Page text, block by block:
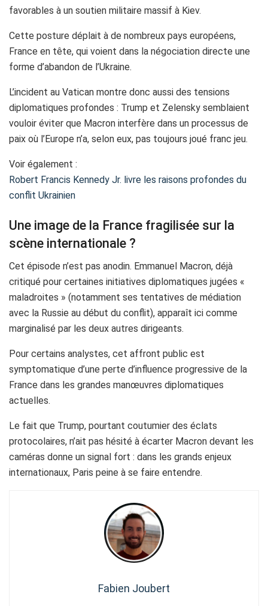
favorables à un soutien militaire massif à Kiev.
Cette posture déplait à de nombreux pays européens,
France en tête, qui voient dans la négociation directe une
forme d’abandon de l’Ukraine.
L’incident au Vatican montre donc aussi des tensions
diplomatiques profondes : Trump et Zelensky semblaient
vouloir éviter que Macron interfère dans un processus de
paix où l’Europe n’a, selon eux, pas toujours joué franc jeu.
Voir également :
Robert Francis Kennedy Jr. livre les raisons profondes du
conflit Ukrainien
Une image de la France fragilisée sur la
scène internationale ?
Cet épisode n’est pas anodin. Emmanuel Macron, déjà
critiqué pour certaines initiatives diplomatiques jugées «
maladroites » (notamment ses tentatives de médiation
avec la Russie au début du conflit), apparaît ici comme
marginalisé par les deux autres dirigeants.
Pour certains analystes, cet affront public est
symptomatique d’une perte d’influence progressive de la
France dans les grandes manœuvres diplomatiques
actuelles.
Le fait que Trump, pourtant coutumier des éclats
protocolaires, n’ait pas hésité à écarter Macron devant les
caméras donne un signal fort : dans les grands enjeux
internationaux, Paris peine à se faire entendre.
Fabien Joubert